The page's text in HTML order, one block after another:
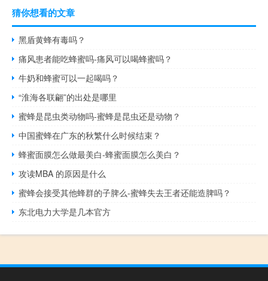
猜你想看的文章
黑盾黄蜂有毒吗？
痛风患者能吃蜂蜜吗-痛风可以喝蜂蜜吗？
牛奶和蜂蜜可以一起喝吗？
“淮海各联翩”的出处是哪里
蜜蜂是昆虫类动物吗-蜜蜂是昆虫还是动物？
中国蜜蜂在广东的秋繁什么时候结束？
蜂蜜面膜怎么做最美白-蜂蜜面膜怎么美白？
攻读MBA 的原因是什么
蜜蜂会接受其他蜂群的子脾么-蜜蜂失去王者还能造脾吗？
东北电力大学是几本官方